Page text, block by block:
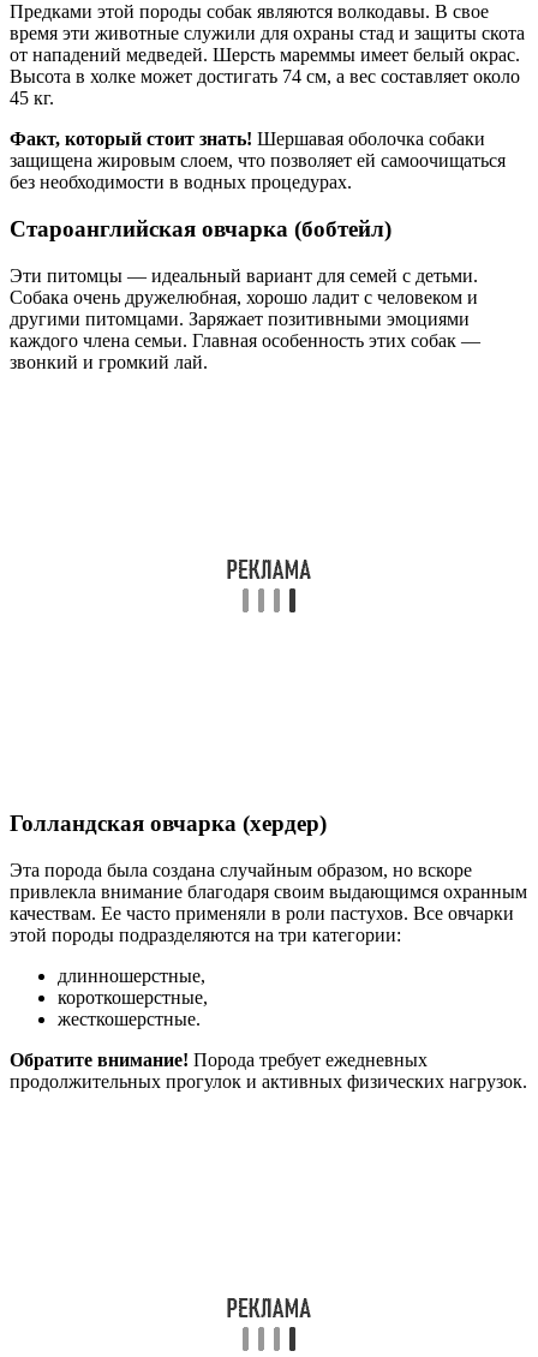
Предками этой породы собак являются волкодавы. В свое
время эти животные служили для охраны стад и защиты скота
от нападений медведей. Шерсть мареммы имеет белый окрас.
Высота в холке может достигать 74 см, а вес составляет около
45 кг.
Факт, который стоит знать! Шершавая оболочка собаки
защищена жировым слоем, что позволяет ей самоочищаться
без необходимости в водных процедурах.
Староанглийская овчарка (бобтейл)
Эти питомцы — идеальный вариант для семей с детьми.
Собака очень дружелюбная, хорошо ладит с человеком и
другими питомцами. Заряжает позитивными эмоциями
каждого члена семьи. Главная особенность этих собак —
звонкий и громкий лай.
Голландская овчарка (хердер)
Эта порода была создана случайным образом, но вскоре
привлекла внимание благодаря своим выдающимся охранным
качествам. Ее часто применяли в роли пастухов. Все овчарки
этой породы подразделяются на три категории:
длинношерстные,
короткошерстные,
жесткошерстные.
Обратите внимание! Порода требует ежедневных
продолжительных прогулок и активных физических нагрузок.